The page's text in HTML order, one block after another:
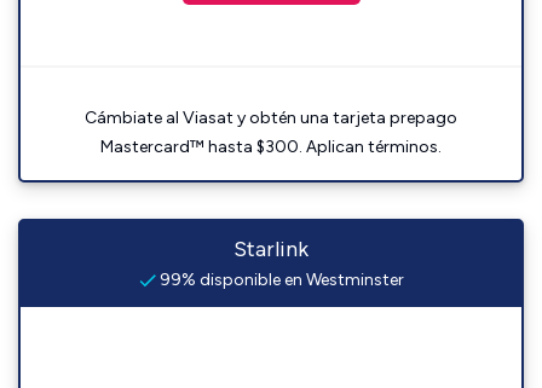
Cámbiate al Viasat y obtén una tarjeta prepago
Mastercard™ hasta $300. Aplican términos.
Starlink
99% disponible en Westminster